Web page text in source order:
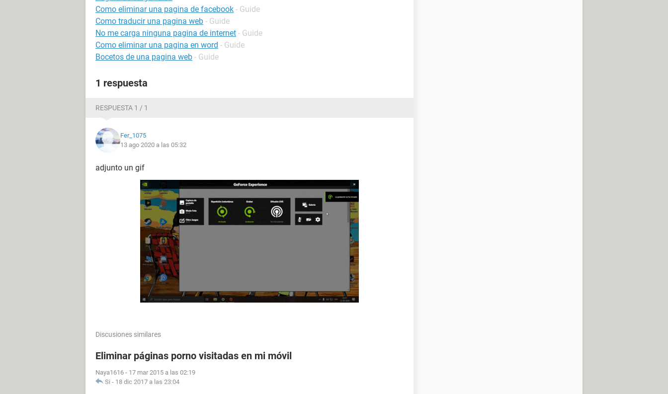
Como eliminar una pagina de facebook - Guide
Como traducir una pagina web - Guide
No me carga ninguna pagina de internet - Guide
Como eliminar una pagina en word - Guide
Bocetos de una pagina web - Guide
1 respuesta
RESPUESTA 1 / 1
Fer_1075
13 ago 2020 a las 05:32
adjunto un gif
Discusiones similares
Eliminar páginas porno visitadas en mi móvil
Naya1616 - 17 mar 2015 a las 02:19
Si - 18 dic 2017 a las 23:04